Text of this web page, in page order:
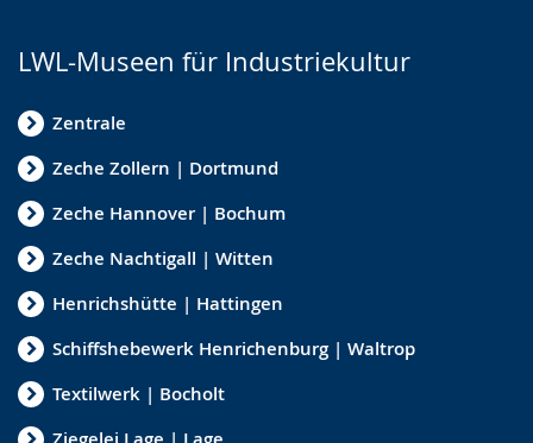
LWL-Museen für Industriekultur
Zentrale
Zeche Zollern | Dortmund
Zeche Hannover | Bochum
Zeche Nachtigall | Witten
Henrichshütte | Hattingen
Schiffshebewerk Henrichenburg | Waltrop
Textilwerk | Bocholt